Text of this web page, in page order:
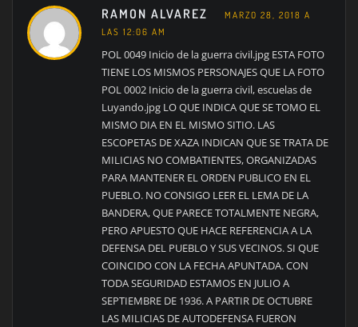
RAMON ALVAREZ
MARZO 28, 2018 A
LAS 12:06 AM
POL 0049 Inicio de la guerra civil.jpg ESTA FOTO
TIENE LOS MISMOS PERSONAJES QUE LA FOTO
POL 0002 Inicio de la guerra civil, escuelas de
Luyando.jpg LO QUE INDICA QUE SE TOMO EL
MISMO DIA EN EL MISMO SITIO. LAS
ESCOPETAS DE XAZA INDICAN QUE SE TRATA DE
MILICIAS NO COMBATIENTES, ORGANIZADAS
PARA MANTENER EL ORDEN PUBLICO EN EL
PUEBLO. NO CONSIGO LEER EL LEMA DE LA
BANDERA, QUE PARECE TOTALMENTE NEGRA,
PERO APUESTO QUE HACE REFERENCIA A LA
DEFENSA DEL PUEBLO Y SUS VECINOS. SI QUE
COINCIDO CON LA FECHA APUNTADA. CON
TODA SEGURIDAD ESTAMOS EN JULIO A
SEPTIEMBRE DE 1936. A PARTIR DE OCTUBRE
LAS MILICIAS DE AUTODEFENSA FUERON